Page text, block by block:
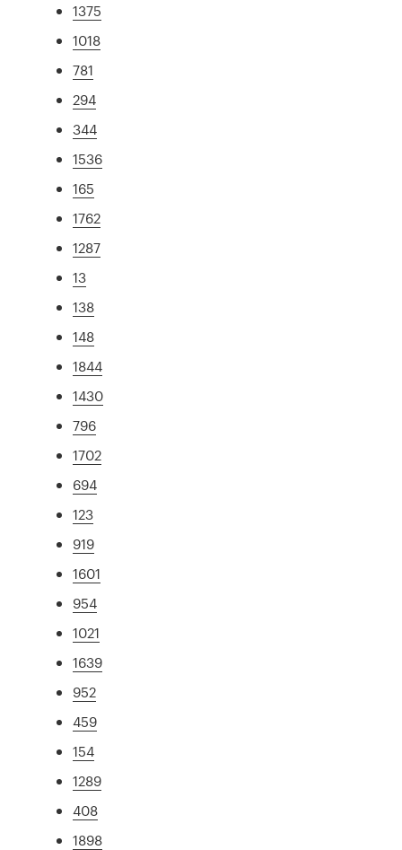
1375
1018
781
294
344
1536
165
1762
1287
13
138
148
1844
1430
796
1702
694
123
919
1601
954
1021
1639
952
459
154
1289
408
1898